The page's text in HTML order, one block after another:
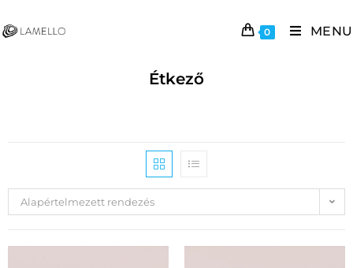
0 MENU
Étkező
Alapértelmezett rendezés